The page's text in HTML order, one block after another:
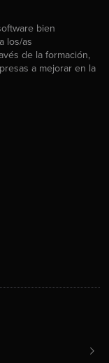
bien
los/as
de la formación,
a mejorar en la